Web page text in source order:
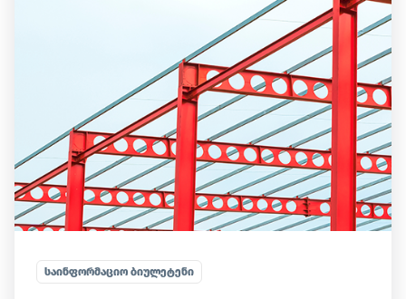
ᲡᲐᲘᲜᲤᲝᲠᲛᲐᲪᲘᲝ ᲑᲘᲣᲚᲔᲢᲔᲜᲘ